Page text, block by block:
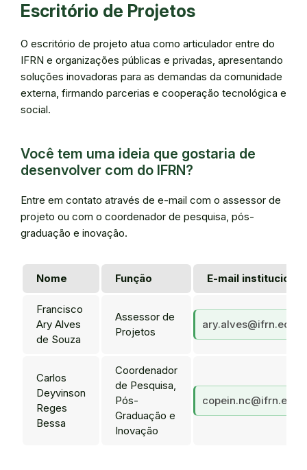
Escritório de Projetos
O escritório de projeto atua como articulador entre do
IFRN e organizações públicas e privadas, apresentando
soluções inovadoras para as demandas da comunidade
externa, firmando parcerias e cooperação tecnológica e
social.
Você tem uma ideia que gostaria de
desenvolver com do IFRN?
Entre em contato através de e-mail com o assessor de
projeto ou com o coordenador de pesquisa, pós-
graduação e inovação.
Nome Função E-mail institucional
Francisco
Ary Alves
de Souza
Assessor de
Projetos
Carlos
Deyvinson
Reges
Bessa
Coordenador
de Pesquisa,
Pós-
Graduação e
Inovação